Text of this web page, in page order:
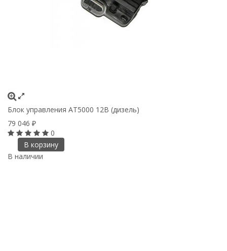
Блок управления АТ5000 12В (дизель)
79 046 ₽
0
В корзину
В наличии